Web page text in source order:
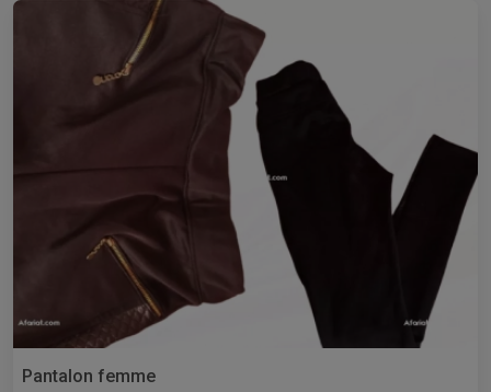
Pantalon femme